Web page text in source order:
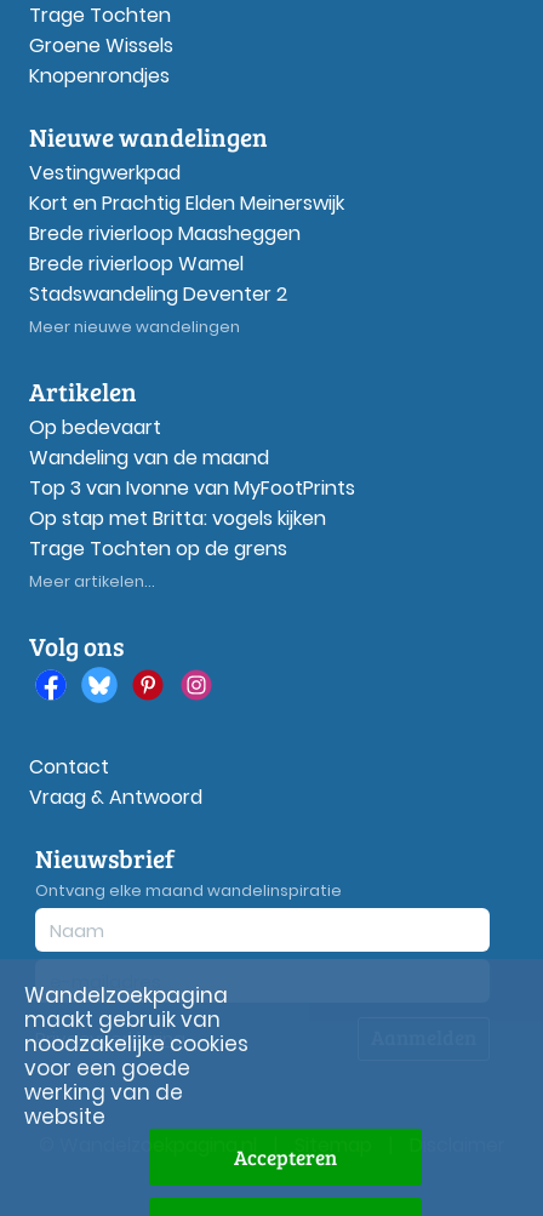
Trage Tochten
Groene Wissels
Knopenrondjes
Nieuwe wandelingen
Vestingwerkpad
Kort en Prachtig Elden Meinerswijk
Brede rivierloop Maasheggen
Brede rivierloop Wamel
Stadswandeling Deventer 2
Meer nieuwe wandelingen
Artikelen
Op bedevaart
Wandeling van de maand
Top 3 van Ivonne van MyFootPrints
Op stap met Britta: vogels kijken
Trage Tochten op de grens
Meer artikelen...
Volg ons
Contact
Vraag & Antwoord
Nieuwsbrief
Ontvang elke maand wandelinspiratie
Privacyverklaring
© Wandelzoekpagina.nl
Wandelzoekpagina
maakt gebruik van
noodzakelijke cookies
voor een goede
werking van de
website
Accepteren